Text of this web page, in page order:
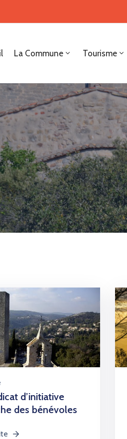
La Commune Tourisme
d’initiative
des bénévoles